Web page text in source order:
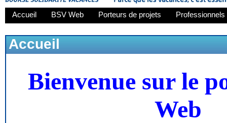
Accueil BSV Web Porteurs de projets
Accueil
Bienvenue sur le
Web